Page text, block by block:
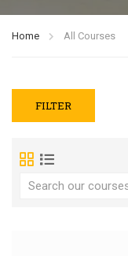
Home All Courses
FILTER